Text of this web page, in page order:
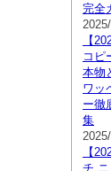
完全
【
コピ
本物
ワッ
ー徹
集
【
チ